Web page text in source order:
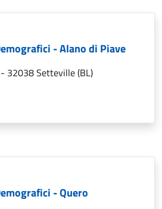
- Alano di Piave
32038 Setteville (BL)
- Quero